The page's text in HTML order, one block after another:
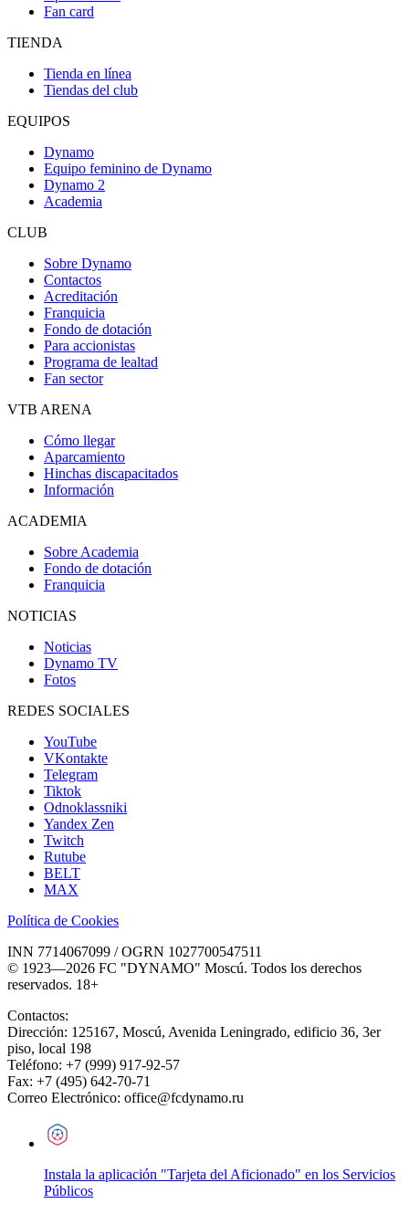
Fan card
TIENDA
Tienda en línea
Tiendas del club
EQUIPOS
Dynamo
Equipo feminino de Dynamo
Dynamo 2
Academia
CLUB
Sobre Dynamo
Contactos
Acreditación
Franquicia
Fondo de dotación
Para accionistas
Programa de lealtad
Fan sector
VTB ARENA
Cómo llegar
Aparcamiento
Hinchas discapacitados
Información
ACADEMIA
Sobre Academia
Fondo de dotación
Franquicia
NOTICIAS
Noticias
Dynamo TV
Fotos
REDES SOCIALES
YouTube
VKontakte
Telegram
Tiktok
Odnoklassniki
Yandex Zen
Twitch
Rutube
BELT
MAX
Política de Cookies
INN 7714067099 / OGRN 1027700547511
© 1923—2026 FC "DYNAMO" Moscú. Todos los derechos
reservados. 18+
Contactos:
Dirección: 125167, Moscú, Avenida Leningrado, edificio 36, 3er
piso, local 198
Teléfono: +7 (999) 917-92-57
Fax: +7 (495) 642-70-71
Correo Electrónico: office@fcdynamo.ru
Instala la aplicación "Tarjeta del Aficionado" en los Servicios
Públicos